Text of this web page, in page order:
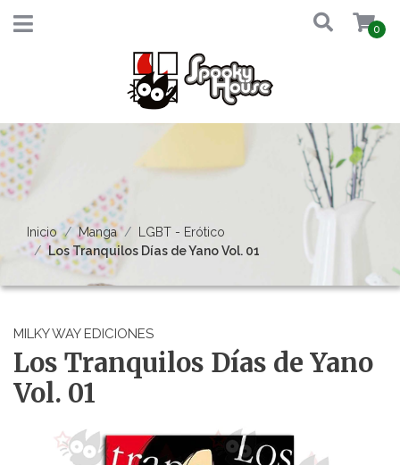
0
Inicio Manga
LGBT - Erótico
Los Tranquilos Días de Yano Vol. 01
MILKY WAY EDICIONES
Los Tranquilos Días de Yano
Vol. 01